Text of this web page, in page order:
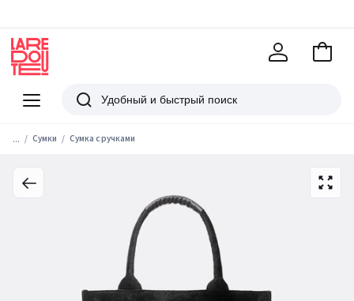
Меню
Redoute
Поиск
В
... Сумки Сумка с ручками